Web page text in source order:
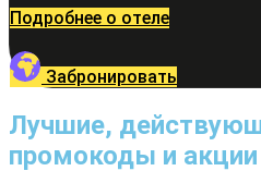
Подробнее о отеле
Забронировать
Лучшие,
промокоды и акции